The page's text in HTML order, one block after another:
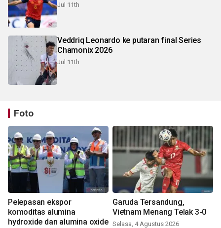
Jul 11th
Veddriq Leonardo ke putaran final Series
Chamonix 2026
Jul 11th
Foto
Pelepasan ekspor
komoditas alumina
hydroxide dan alumina oxide
Garuda Tersandung,
Vietnam Menang Telak 3-0
Selasa, 4 Agustus 2026